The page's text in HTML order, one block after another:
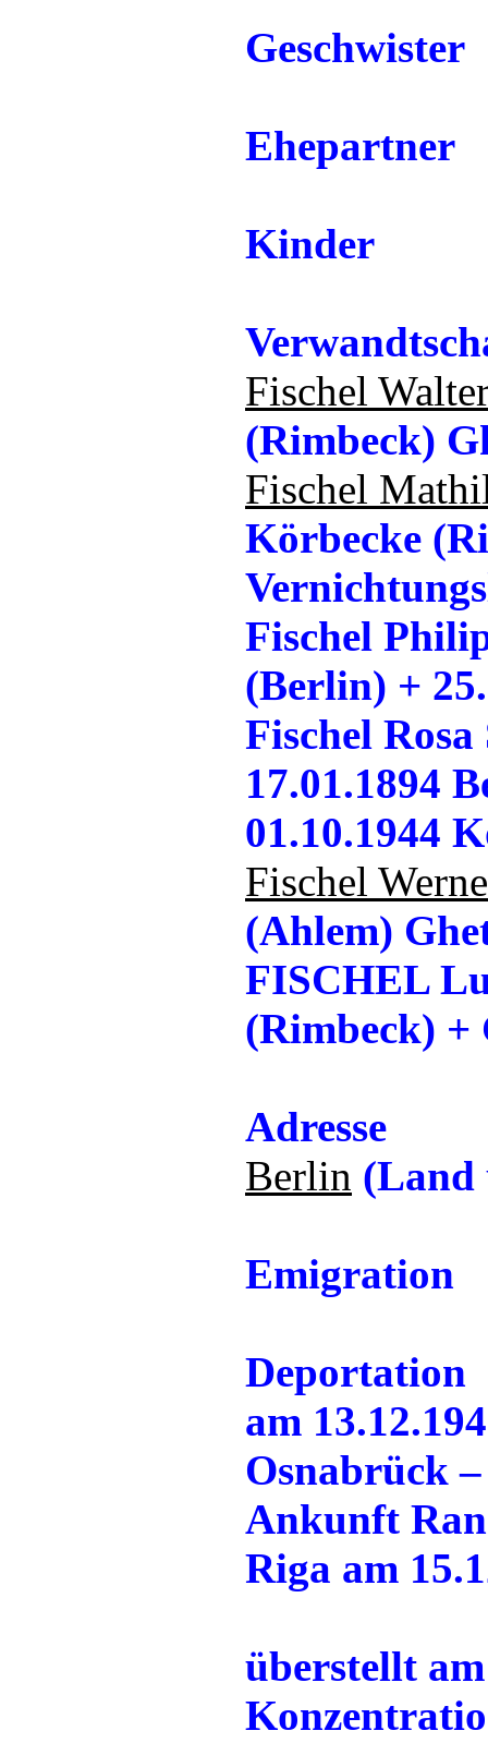
Geschwister
Ehepartner
Kinder
Fischel
(Rimbeck)
Fischel
Körbecke
Fischel
(Berlin) +
Fischel
17.01.1894
01.10.1944
Fischel
(Ahlem)
FISCHEL
(Rimbeck) +
Adresse
Berlin (Land
Emigration
Deportation
am
Osnabrück
Ankunft
Riga am
überstellt